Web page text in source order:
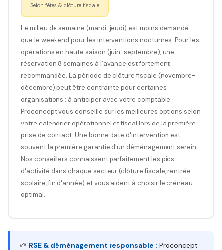
Selon fêtes & clôture fiscale
Le milieu de semaine (mardi-jeudi) est moins demandé
que le weekend pour les interventions nocturnes. Pour les
opérations en haute saison (juin-septembre), une
réservation 8 semaines à l'avance est fortement
recommandée. La période de clôture fiscale (novembre-
décembre) peut être contrainte pour certaines
organisations : à anticiper avec votre comptable.
Proconcept vous conseille sur les meilleures options selon
votre calendrier opérationnel et fiscal lors de la première
prise de contact. Une bonne date d'intervention est
souvent la première garantie d'un déménagement serein.
Nos conseillers connaissent parfaitement les pics
d'activité dans chaque secteur (clôture fiscale, rentrée
scolaire, fin d'année) et vous aident à choisir le créneau
optimal.
🌱 RSE & déménagement responsable : Proconcept